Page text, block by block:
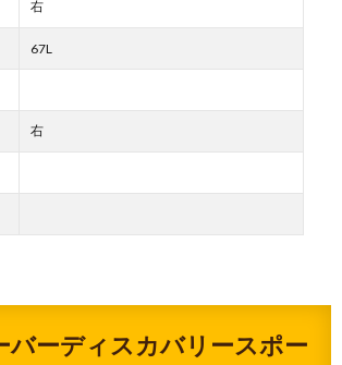
右
67L
右
バーディスカバリースポー